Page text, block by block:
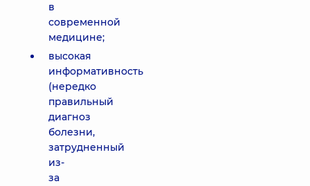
в
современной
медицине;
высокая
информативность
(нередко
правильный
диагноз
болезни,
затрудненный
из-
за